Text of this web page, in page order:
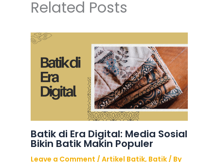
Related Posts
Batik di Era Digital: Media Sosial
Bikin Batik Makin Populer
Leave a Comment /Artikel Batik, Batik/ By